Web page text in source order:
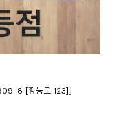
8 [황등로 123] ]